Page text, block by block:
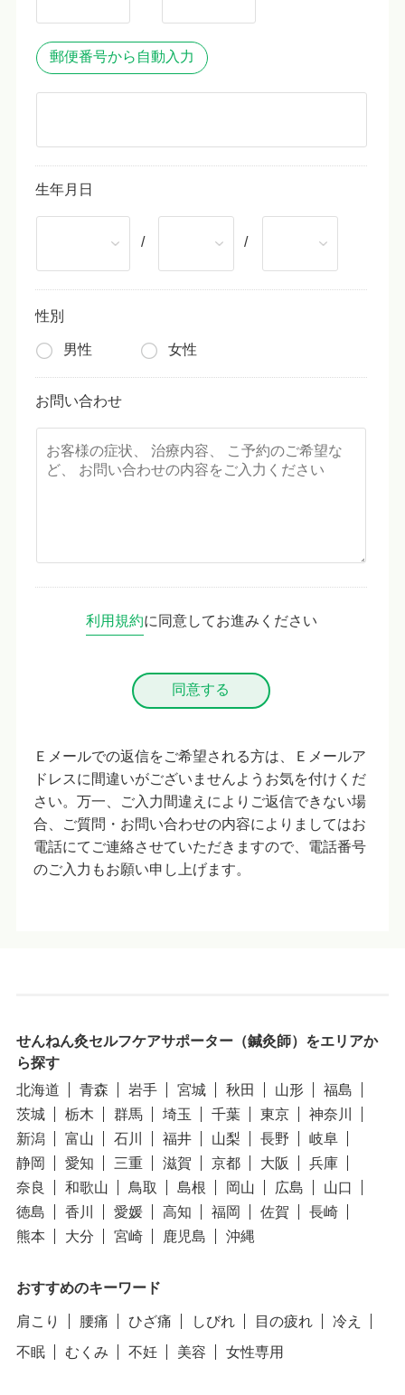
郵便番号から自動入力
生年月日
/ /
性別
男性 女性
お問い合わせ
利用規約に同意してお進みください
Ｅメールでの返信をご希望される方は、Ｅメールア
ドレスに間違いがございませんようお気を付けくだ
さい。万一、ご入力間違えによりご返信できない場
合、ご質問・お問い合わせの内容によりましてはお
電話にてご連絡させていただきますので、電話番号
のご入力もお願い申し上げます。
せんねん灸セルフケアサポーター（鍼灸師）をエリアか
ら探す
北海道
青森 岩手 宮城 秋田 山形
福島
茨城
栃木 群馬 埼玉 千葉 東京
神奈川
新潟
富山 石川 福井 山梨 長野
岐阜
静岡
愛知 三重 滋賀 京都 大阪
兵庫
奈良
和歌山 鳥取 島根 岡山 広島
山口
徳島
香川 愛媛 高知 福岡 佐賀
長崎
熊本
大分 宮崎 鹿児島 沖縄
おすすめのキーワード
肩こり 腰痛 ひざ痛 しびれ 目の疲れ
冷え
不眠
むくみ 不妊 美容 女性専用